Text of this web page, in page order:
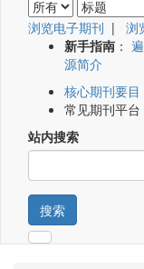
浏览电子期刊 | 浏
新手指南 ：
源简介
核心期刊要目
常见期刊平台
站内搜索
搜索